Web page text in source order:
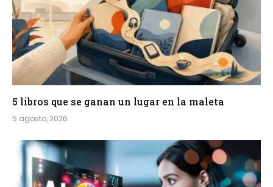
5 libros que se ganan un lugar en la maleta
5 agosto, 2026